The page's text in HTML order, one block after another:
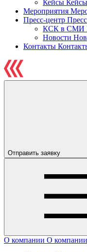
Кейсы Кейсы
Мероприятия
Пресс-центр
КСК в СМИ
Новости
Контакты
Отправить заявку
О компании О компании